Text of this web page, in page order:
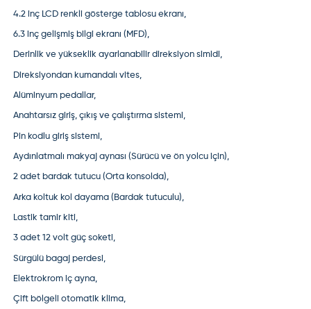
4.2 inç LCD renkli gösterge tablosu ekranı,
6.3 inç gelişmiş bilgi ekranı (MFD),
Derinlik ve yükseklik ayarlanabilir direksiyon simidi,
Direksiyondan kumandalı vites,
Alüminyum pedallar,
Anahtarsız giriş, çıkış ve çalıştırma sistemi,
Pin kodlu giriş sistemi,
Aydınlatmalı makyaj aynası (Sürücü ve ön yolcu için),
2 adet bardak tutucu (Orta konsolda),
Arka koltuk kol dayama (Bardak tutuculu),
Lastik tamir kiti,
3 adet 12 volt güç soketi,
Sürgülü bagaj perdesi,
Elektrokrom iç ayna,
Çift bölgeli otomatik klima,